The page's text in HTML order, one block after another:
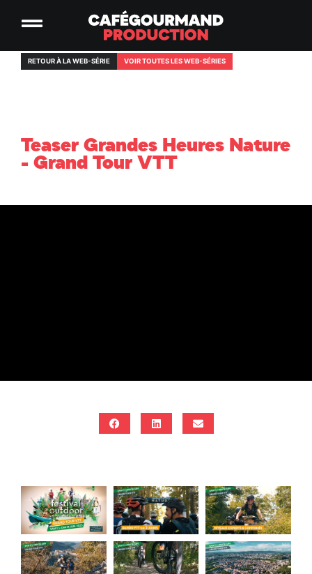
RETOUR À LA WEB-SÉRIE VOIR TOUTES LES WEB-SÉRIES
Teaser Grandes Heures Nature
- Grand Tour VTT